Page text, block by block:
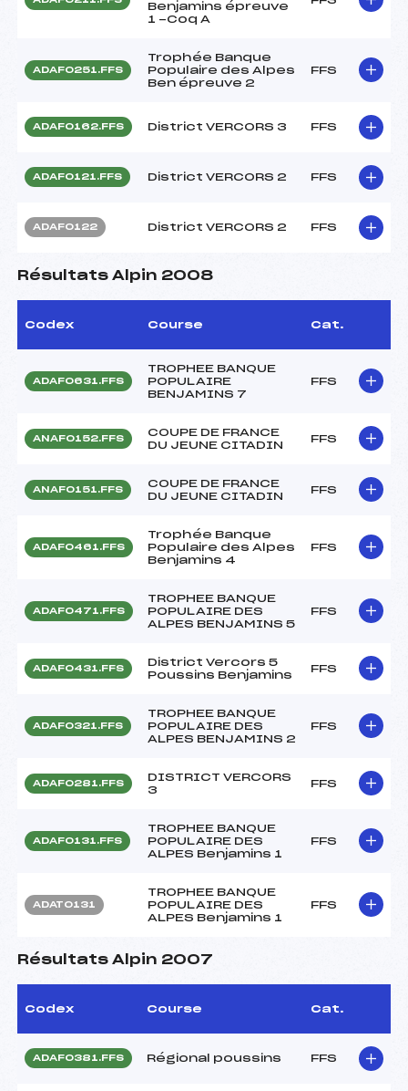
Benjamins épreuve
1 -Coq A
ADAF0251.FFS
Trophée Banque
Populaire des Alpes
Ben épreuve 2
FFS
ADAF0162.FFS District VERCORS 3 FFS
ADAF0121.FFS District VERCORS 2 FFS
ADAF0122 District VERCORS 2 FFS
Résultats Alpin 2008
Codex Course Cat.
ADAF0631.FFS
TROPHEE BANQUE
POPULAIRE
BENJAMINS 7
FFS
ANAF0152.FFS
COUPE DE FRANCE
DU JEUNE CITADIN
FFS
ANAF0151.FFS
COUPE DE FRANCE
DU JEUNE CITADIN
FFS
ADAF0461.FFS
Trophée Banque
Populaire des Alpes
Benjamins 4
FFS
ADAF0471.FFS
TROPHEE BANQUE
POPULAIRE DES
ALPES BENJAMINS 5
FFS
ADAF0431.FFS
District Vercors 5
Poussins Benjamins
FFS
ADAF0321.FFS
TROPHEE BANQUE
POPULAIRE DES
ALPES BENJAMINS 2
FFS
ADAF0281.FFS
DISTRICT VERCORS
3
FFS
ADAF0131.FFS
TROPHEE BANQUE
POPULAIRE DES
ALPES Benjamins 1
FFS
ADAT0131
TROPHEE BANQUE
POPULAIRE DES
ALPES Benjamins 1
FFS
Résultats Alpin 2007
Codex Course Cat.
ADAF0381.FFS Régional poussins FFS